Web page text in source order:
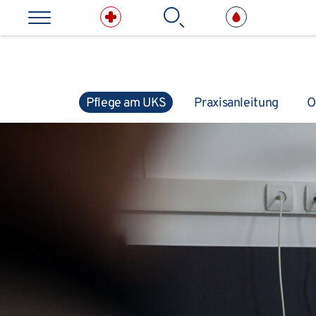
Direkt zum Inhalt springen
Pflege am UKS Praxisanleitung
Kliniken & medizinische